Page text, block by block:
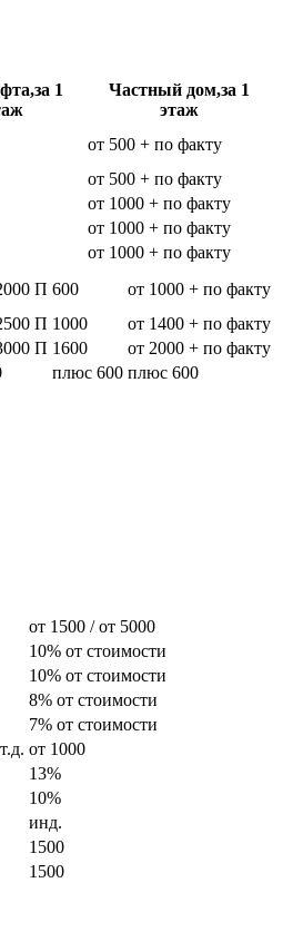
1
Частный дом,за 1
этаж
от 500 + по факту
от 500 + по факту
от 1000 + по факту
от 1000 + по факту
от 1000 + по факту
П 600
от 1000 + по факту
П 1000
от 1400 + по факту
П 1600
от 2000 + по факту
плюс 600 плюс 600
от 1500 / от 5000
10% от стоимости
10% от стоимости
8% от стоимости
7% от стоимости
от 1000
13%
10%
инд.
1500
1500